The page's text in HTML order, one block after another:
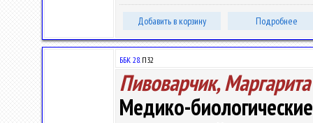
Добавить в корзину Подробнее
ББК 28.П32
Пивоварчик,
Медико-